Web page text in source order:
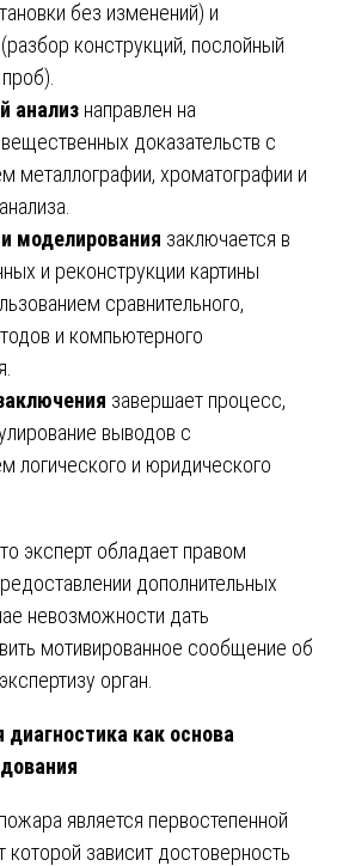
без изменений) и
конструкций, послойный
анализ направлен на
доказательств с
металлографии, хроматографии и
моделирования заключается в
и реконструкции картины
сравнительного,
и компьютерного
завершает процесс,
выводов с
логического и юридического
эксперт обладает правом
дополнительных
невозможности дать
мотивированное сообщение об
орган.
диагностика как основа
является первостепенной
которой зависит достоверность